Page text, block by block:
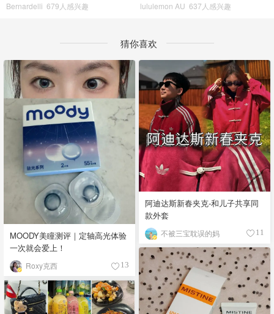
Bernardelli 679人感兴趣 lululemon AU 637人感兴趣
猜你喜欢
MOODY美瞳测评｜定轴高光体验
一次就会爱上！
Roxy克西 13
阿迪达斯新春夹克-和儿子共享同
款外套
不被三宝耽误的妈 11